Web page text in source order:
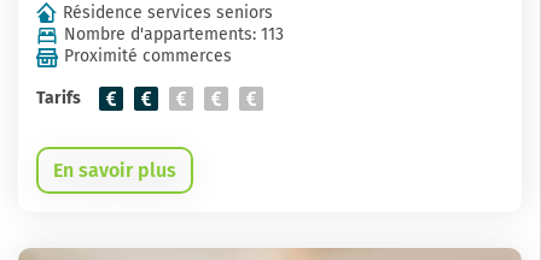
Résidence services seniors
Nombre d'appartements: 113
Proximité commerces
Tarifs
En savoir plus